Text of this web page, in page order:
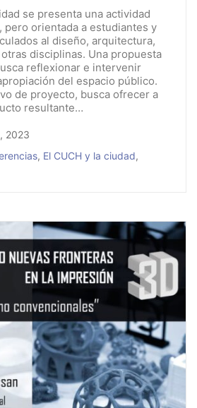
se presenta una actividad
pero orientada a estudiantes y
al diseño, arquitectura,
disciplinas. Una propuesta
reflexionar e intervenir
del espacio público.
de proyecto, busca ofrecer a
resultante…
2023
, El CUCH y la ciudad,